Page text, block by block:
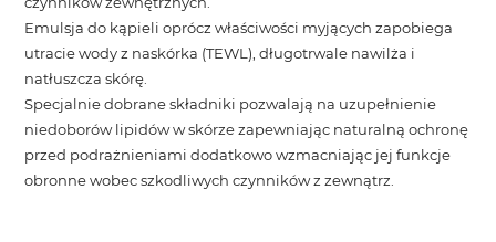
Emulsja do kąpieli oprócz właściwości myjących zapobiega
utracie wody z naskórka (TEWL), długotrwale nawilża i
natłuszcza skórę.
Specjalnie dobrane składniki pozwalają na uzupełnienie
niedoborów lipidów w skórze zapewniając naturalną ochronę
przed podrażnieniami dodatkowo wzmacniając jej funkcje
obronne wobec szkodliwych czynników z zewnątrz.